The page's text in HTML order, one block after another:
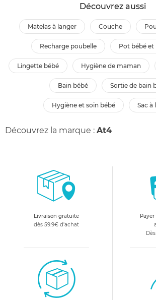
Découvrez aussi
matelas à langer couche
recharge poubelle pot bébé
lingette bébé hygiène de maman
bain bébé sortie de bain
hygiène et soin bébé sac
Découvrez la marque : At4
Livraison gratuite
dès 59.9€ d'achat